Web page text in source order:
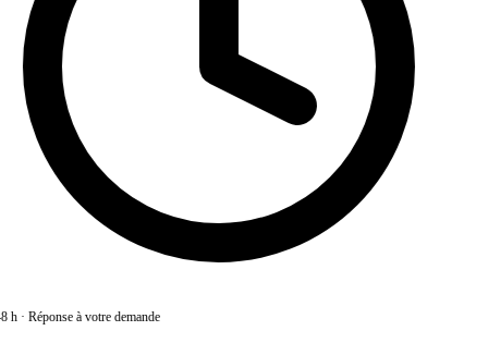
h·Réponse à votre demande